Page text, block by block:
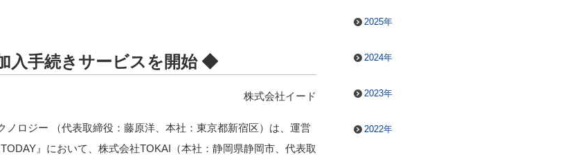
入手続きサービスを開始 ◆
株式会社イード
ロジー （代表取締役：藤原洋、本社：東京都新宿区）は、運営
』において、株式会社TOKAI（本社：静岡県静岡市、代表取
2025年
2024年
2023年
2022年